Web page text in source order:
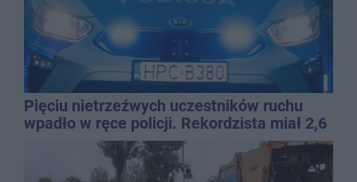
Pięciu nietrzeźwych uczestników ruchu
wpadło w ręce policji. Rekordzista miał 2,6